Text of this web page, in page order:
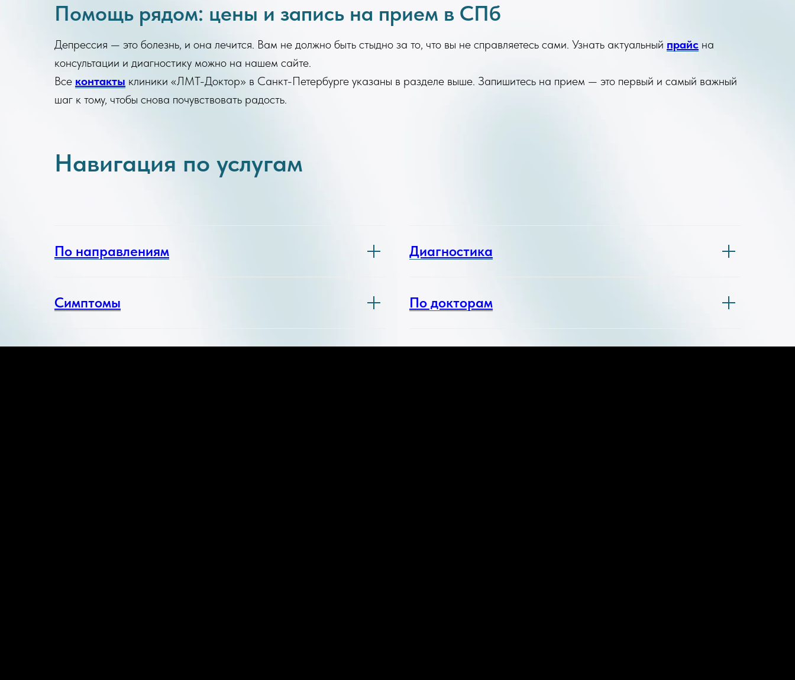
Помощь рядом: цены и запись на прием в СПб
Депрессия — это болезнь, и она лечится. Вам не должно быть стыдно за то, что вы не справляетесь сами. Узнать актуальный прайс на
консультации и диагностику можно на нашем сайте.
Все контакты клиники «ЛМТ-Доктор» в Санкт-Петербурге указаны в разделе выше. Запишитесь на прием — это первый и самый важный
шаг к тому, чтобы снова почувствовать радость.
Навигация по услугам
По направлениям
Симптомы
Диагностика
По докторам